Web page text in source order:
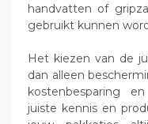
handvatten of
gebruikt kunnen
Het kiezen van de
dan alleen
kostenbesparing
juiste kennis en